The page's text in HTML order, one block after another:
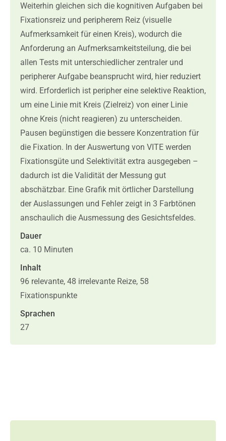
Weiterhin gleichen sich die kognitiven Aufgaben bei
Fixationsreiz und peripherem Reiz (visuelle
Aufmerksamkeit für einen Kreis), wodurch die
Anforderung an Aufmerksamkeitsteilung, die bei
allen Tests mit unterschiedlicher zentraler und
peripherer Aufgabe beansprucht wird, hier reduziert
wird. Erforderlich ist peripher eine selektive Reaktion,
um eine Linie mit Kreis (Zielreiz) von einer Linie
ohne Kreis (nicht reagieren) zu unterscheiden.
Pausen begünstigen die bessere Konzentration für
die Fixation. In der Auswertung von VITE werden
Fixationsgüte und Selektivität extra ausgegeben –
dadurch ist die Validität der Messung gut
abschätzbar. Eine Grafik mit örtlicher Darstellung
der Auslassungen und Fehler zeigt in 3 Farbtönen
anschaulich die Ausmessung des Gesichtsfeldes.
Dauer
ca. 10 Minuten
Inhalt
96 relevante, 48 irrelevante Reize, 58
Fixationspunkte
Sprachen
27